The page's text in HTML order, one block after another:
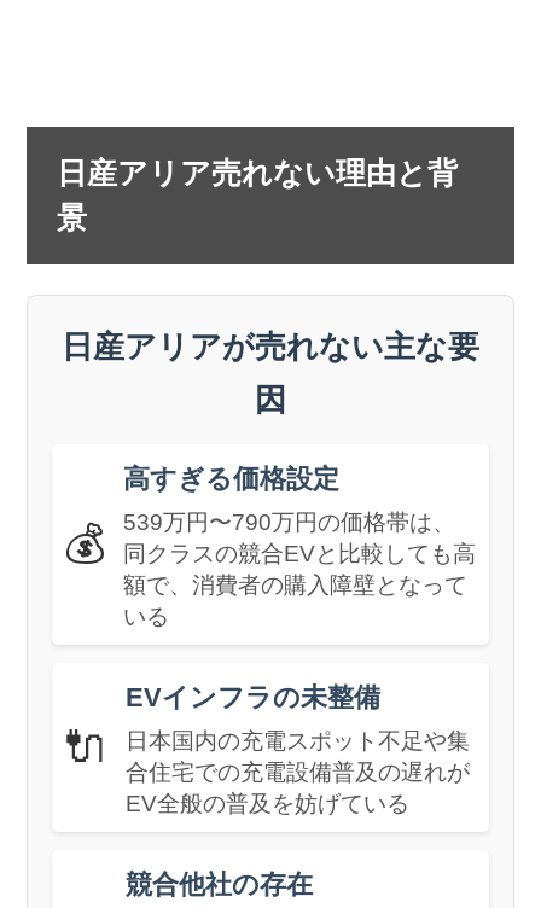
日産アリア売れない理由と背
景
日産アリアが売れない主な要
因
💰
高すぎる価格設定
539万円〜790万円の価格帯は、
同クラスの競合EVと比較しても高
額で、消費者の購入障壁となって
いる
🔌
EVインフラの未整備
日本国内の充電スポット不足や集
合住宅での充電設備普及の遅れが
EV全般の普及を妨げている
競合他社の存在